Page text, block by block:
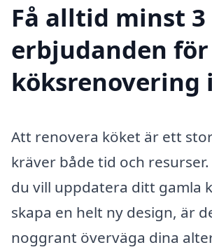
Få alltid minst 3
erbjudanden för
köksrenovering
Att renovera köket är ett
kräver både tid och
du vill uppdatera ditt gamla
skapa en helt ny design, är
noggrant överväga dina